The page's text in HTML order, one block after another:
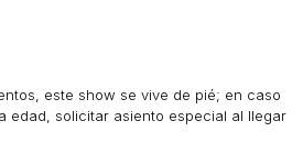
este show se vive de pié; en caso
edad, solicitar asiento especial al llegar